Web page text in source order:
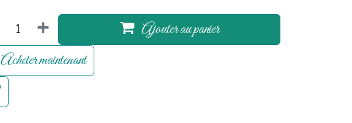
Ajouter au panier
Acheter maintenant